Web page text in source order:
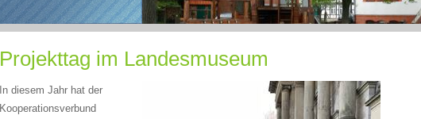
Projekttag im Landesmuseum
In diesem Jahr hat der
Kooperationsverbund